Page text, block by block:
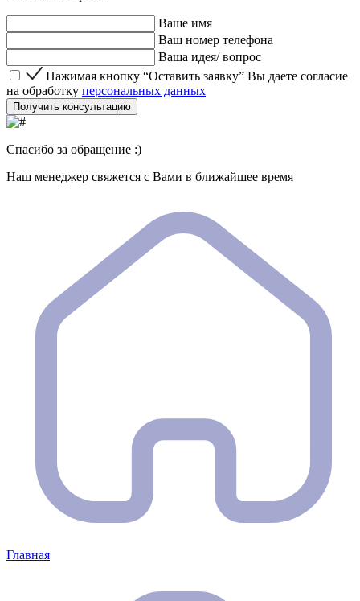
Ваше имя
Ваш номер телефона
Ваша идея/ вопрос
Нажимая кнопку “Оставить заявку” Вы даете согласие
Нажимая кнопку “Оставить заявку” Вы даете согласие
на обработку персональных данных
Получить консультацию
Спасибо за обращение :)
Наш менеджер свяжется с Вами в ближайшее время
Главная